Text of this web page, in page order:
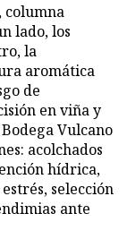
columna
lado, los
la
aromática
de
en viña y
Vulcano
acolchados
hídrica,
selección
ante